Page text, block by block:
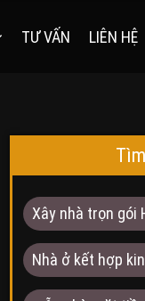
TƯ VẤN LIÊN HỆ
Xây nhà trọn gói
Nhà ở kết hợp